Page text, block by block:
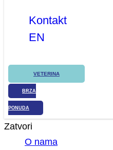
Kontakt
EN
VETERINA
BRZA
PONUDA
Zatvori
O nama